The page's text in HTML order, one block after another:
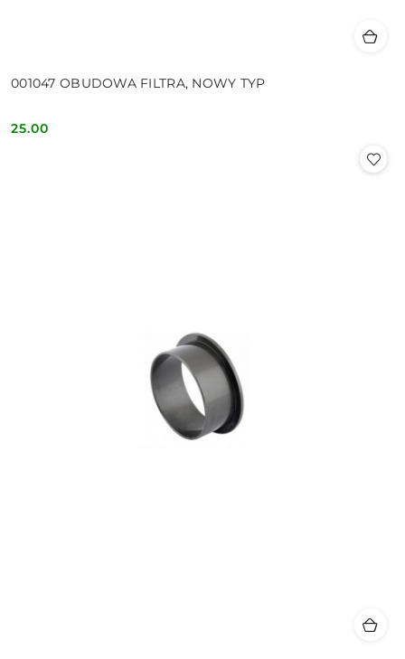
001047 OBUDOWA FILTRA, NOWY TYP
Cena:
25.00